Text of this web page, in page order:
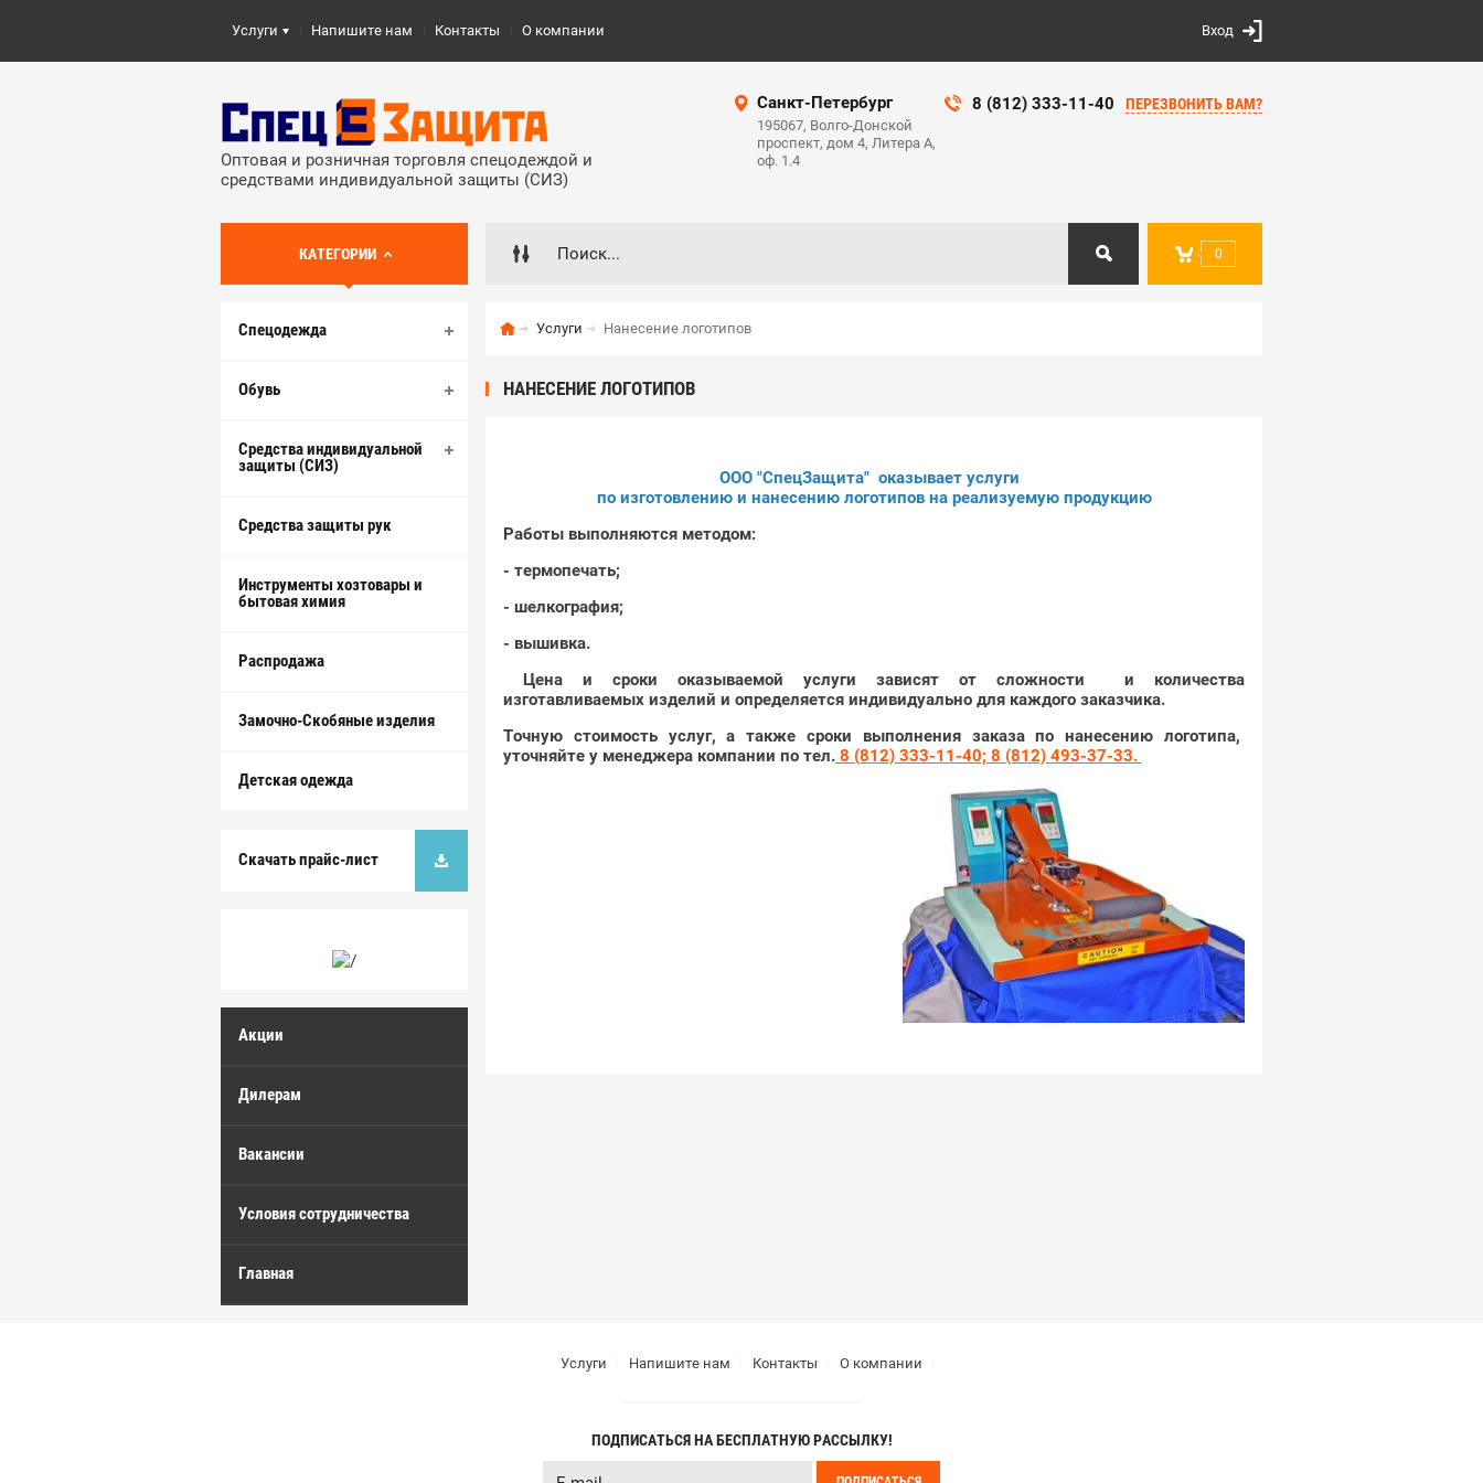
Услуги Напишите нам Контакты О компании Вход
Оптовая и розничная торговля спецодеждой и
средствами индивидуальной защиты (СИЗ)
Санкт-Петербург
195067, Волго-Донской
проспект, дом 4, Литера А,
оф. 1.4
8 (812) 333-11-40 ПЕРЕЗВОНИТЬ ВАМ?
КАТЕГОРИИ 0
Спецодежда
Обувь
Средства индивидуальной
защиты (СИЗ)
Средства защиты рук
Инструменты хозтовары и
бытовая химия
Распродажа
Замочно-Скобяные изделия
Детская одежда
Скачать прайс-лист
Акции
Дилерам
Вакансии
Условия сотрудничества
Главная
Услуги Нанесение логотипов
НАНЕСЕНИЕ ЛОГОТИПОВ
ООО "СпецЗащита" оказывает услуги
по изготовлению и нанесению логотипов на реализуемую продукцию
Работы выполняются методом:
- термопечать;
- шелкография;
- вышивка.
Цена и сроки оказываемой услуги зависят от сложности и количества
изготавливаемых изделий и определяется индивидуально для каждого заказчика.
Точную стоимость услуг, а также сроки выполнения заказа по нанесению логотипа,
уточняйте у менеджера компании по тел. 8 (812) 333-11-40; 8 (812) 493-37-33.
Услуги Напишите нам Контакты О компании
ПОДПИСАТЬСЯ НА БЕСПЛАТНУЮ РАССЫЛКУ!